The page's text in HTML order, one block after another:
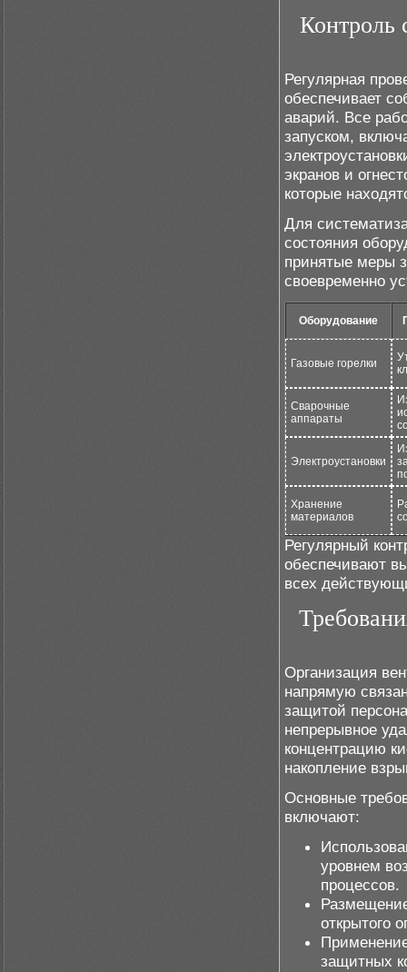
Контроль
Регулярная
обеспечивает
аварий. Все
запуском,
экранов и
которые
Для
состояния
принятые меры
своевременно
Оборудование
Газовые горелки
Сварочные
аппараты
Электроустановки
Хранение
материалов
Регулярный
обеспечивают
всех
Организация
напрямую
защитой
непрерывное
концентрацию
накопление
Основные
включают:
уровнем
процессов.
открытого
защитных